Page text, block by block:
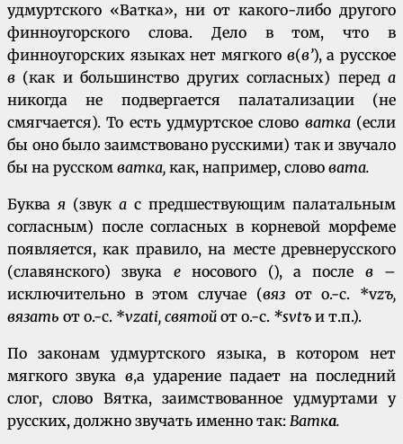
удмуртского «Ватка», ни от какого-либо другого
финноугорского слова. Дело в том, что в
финноугорских языках нет мягкого в(в’), а русское
в (как и большинство других согласных) перед а
никогда не подвергается палатализации (не
смягчается). То есть удмуртское слово ватка (если
бы оно было заимствовано русскими) так и звучало
бы на русском ватка, как, например, слово вата.
Буквая (звук а с предшествующим палатальным
согласным) после согласных в корневой морфеме
появляется, как правило, на месте древнерусского
(славянского) звука еносового (), а после в–
исключительно в этом случае (вяз от о.-с. *vzъ,
вязать от о.-с. *vzati, святой от о.-с. *svtъ и т.п.).
По законам удмуртского языка, в котором нет
мягкого звука в,а ударение падает на последний
слог, слово Вятка, заимствованное удмуртами у
русских, должно звучать именно так: Ватка.